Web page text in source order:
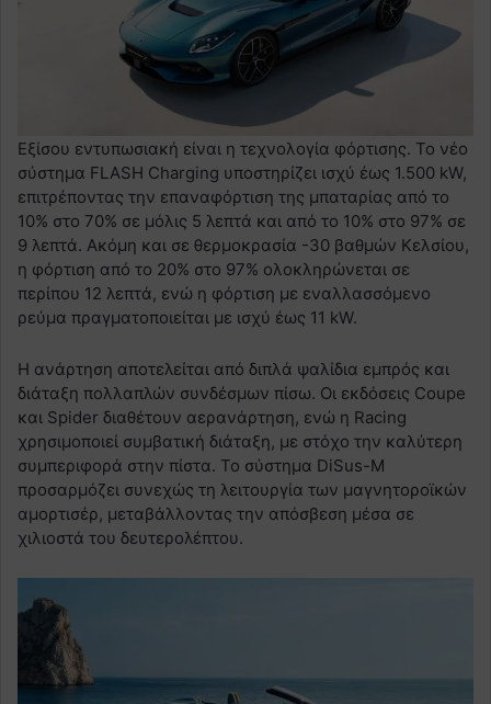
Εξίσου εντυπωσιακή είναι η τεχνολογία φόρτισης. Το νέο
σύστημα FLASH Charging υποστηρίζει ισχύ έως 1.500 kW,
επιτρέποντας την επαναφόρτιση της μπαταρίας από το
10% στο 70% σε μόλις 5 λεπτά και από το 10% στο 97% σε
9 λεπτά. Ακόμη και σε θερμοκρασία -30 βαθμών Κελσίου,
η φόρτιση από το 20% στο 97% ολοκληρώνεται σε
περίπου 12 λεπτά, ενώ η φόρτιση με εναλλασσόμενο
ρεύμα πραγματοποιείται με ισχύ έως 11 kW.
Η ανάρτηση αποτελείται από διπλά ψαλίδια εμπρός και
διάταξη πολλαπλών συνδέσμων πίσω. Οι εκδόσεις Coupe
και Spider διαθέτουν αερανάρτηση, ενώ η Racing
χρησιμοποιεί συμβατική διάταξη, με στόχο την καλύτερη
συμπεριφορά στην πίστα. Το σύστημα DiSus-M
προσαρμόζει συνεχώς τη λειτουργία των μαγνητοροϊκών
αμορτισέρ, μεταβάλλοντας την απόσβεση μέσα σε
χιλιοστά του δευτερολέπτου.